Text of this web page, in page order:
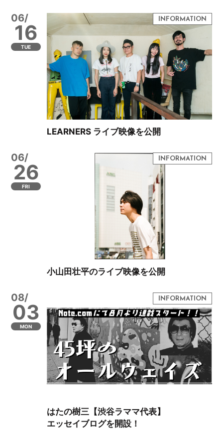
06/
16
TUE
LEARNERS ライブ映像を公開
06/
26
FRI
小山田壮平のライブ映像を公開
08/
03
MON
はたの樹三【渋谷ラママ代表】
エッセイブログを開設！